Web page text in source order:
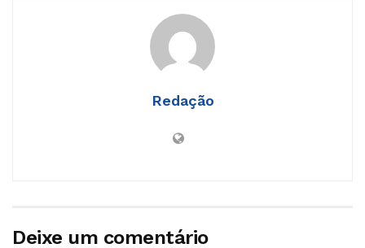
Redação
Deixe um comentário